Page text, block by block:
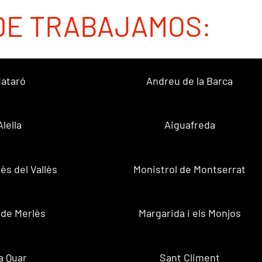
TRABAJAMOS:
Andreu de la Barca
Aiguafreda
del Vallès Monistrol de Montserrat
Merlès Margarida i els Monjos
Quar Sant Climent